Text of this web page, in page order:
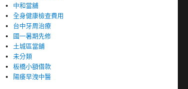
中和當舖
全身健康檢查費用
台中牙周治療
國一暑期先修
土城區當舖
未分類
板橋小額借款
陽痿早洩中醫